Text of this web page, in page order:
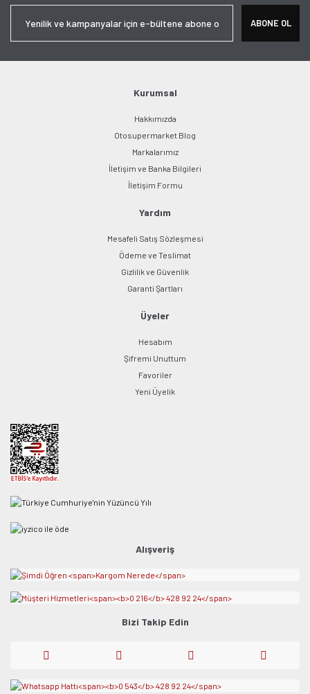
Ürün açıklamasında eksik bilgiler bulunuyor.
Bu ürüne benzer farklı alternatifler olmalı.
Gönder
ABONE OL
Kurumsal
Hakkımızda
Otosupermarket Blog
Markalarımız
İletişim ve Banka Bilgileri
İletişim Formu
Yardım
Mesafeli Satış Sözleşmesi
Ödeme ve Teslimat
Gizlilik ve Güvenlik
Garanti Şartları
Üyeler
Hesabım
Şifremi Unuttum
Favoriler
Yeni Üyelik
Alışveriş
Bizi Takip Edin